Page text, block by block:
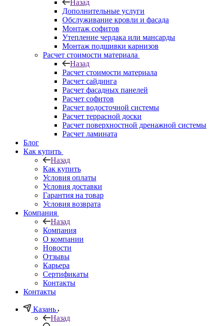
Назад
Дополнительные услуги
Обслуживание кровли и фасада
Монтаж софитов
Утепление чердака или мансарды
Монтаж подшивки карнизов
Расчет стоимости материала
Назад
Расчет стоимости материала
Расчет сайдинга
Расчет фасадных панелей
Расчет софитов
Расчет водосточной системы
Расчет террасной доски
Расчет поверхностной дренажной системы
Расчет ламината
Блог
Как купить
Назад
Как купить
Условия оплаты
Условия доставки
Гарантия на товар
Условия возврата
Компания
Назад
Компания
О компании
Новости
Отзывы
Карьера
Сертификаты
Контакты
Контакты
Казань
Назад